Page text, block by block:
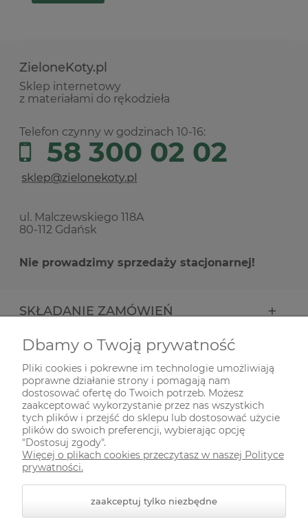
ZieloneKoty.pl
Sklep internetowy
z materiałami do rękodzieła
Telefon czynny w godzinach 10-16:
58 300 02 02
ul. Malczewskiego 118A
80-112 Gdańsk
Nie prowadzimy sprzedaży stacjonarnej!
SKŁADANIE ZAMÓWIEŃ
INFORMACJE
ODWIEDŹ NAS NA
Dbamy o Twoją prywatność
Pliki cookies i pokrewne im technologie umożliwiają
poprawne działanie strony i pomagają nam
dostosować ofertę do Twoich potrzeb. Możesz
zaakceptować wykorzystanie przez nas wszystkich
tych plików i przejść do sklepu lub dostosować użycie
plików do swoich preferencji, wybierając opcję
"Dostosuj zgody".
Więcej o plikach cookies przeczytasz w naszej Polityce
prywatności.
zaakceptuj tylko niezbędne